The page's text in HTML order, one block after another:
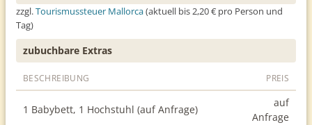
zzgl.Tourismussteuer Mallorca(aktuell bis 2,20 € pro Person und
Tag)
zubuchbare Extras
BESCHREIBUNG PREIS
1 Babybett, 1 Hochstuhl (auf Anfrage)
auf
Anfrage